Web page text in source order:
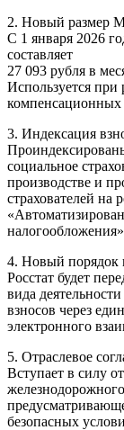
2. Новый размер
С 1 января 2026
составляет
27 093 рубля в
Используется при
компенсационных
3. Индексация
социальное
производстве и
страхователей на
4. Новый порядок
Росстат будет
вида
взносов через
электронного
5. Отраслевое
Вступает в силу
безопасных